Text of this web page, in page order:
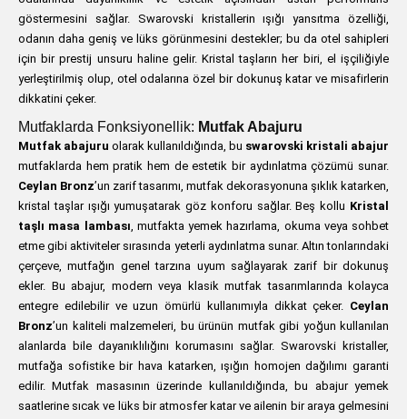
göstermesini sağlar. Swarovski kristallerin ışığı yansıtma özelliği,
odanın daha geniş ve lüks görünmesini destekler; bu da otel sahipleri
için bir prestij unsuru haline gelir. Kristal taşların her biri, el işçiliğiyle
yerleştirilmiş olup, otel odalarına özel bir dokunuş katar ve misafirlerin
dikkatini çeker.
Mutfaklarda Fonksiyonellik: Mutfak Abajuru
Mutfak abajuru olarak kullanıldığında, bu swarovski kristali abajur
mutfaklarda hem pratik hem de estetik bir aydınlatma çözümü sunar.
Ceylan Bronz’un zarif tasarımı, mutfak dekorasyonuna şıklık katarken,
kristal taşlar ışığı yumuşatarak göz konforu sağlar. Beş kollu Kristal
taşlı masa lambası, mutfakta yemek hazırlama, okuma veya sohbet
etme gibi aktiviteler sırasında yeterli aydınlatma sunar. Altın tonlarındaki
çerçeve, mutfağın genel tarzına uyum sağlayarak zarif bir dokunuş
ekler. Bu abajur, modern veya klasik mutfak tasarımlarında kolayca
entegre edilebilir ve uzun ömürlü kullanımıyla dikkat çeker. Ceylan
Bronz’un kaliteli malzemeleri, bu ürünün mutfak gibi yoğun kullanılan
alanlarda bile dayanıklılığını korumasını sağlar. Swarovski kristaller,
mutfağa sofistike bir hava katarken, ışığın homojen dağılımı garanti
edilir. Mutfak masasının üzerinde kullanıldığında, bu abajur yemek
saatlerine sıcak ve lüks bir atmosfer katar ve ailenin bir araya gelmesini